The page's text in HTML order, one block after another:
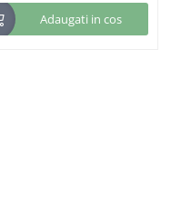
Adaugati in cos